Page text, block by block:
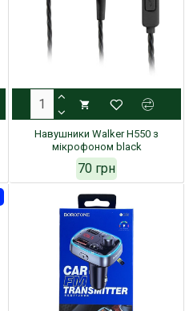
Навушники Walker H550 з
мікрофоном black
70 грн